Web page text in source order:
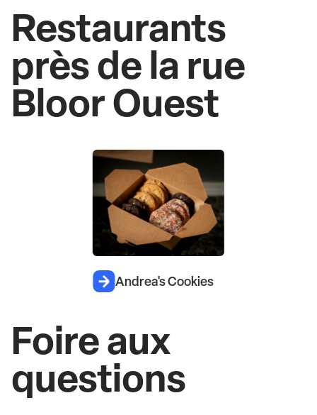
Restaurants
près de la rue
Bloor Ouest
Andrea's Cookies
Foire aux
questions